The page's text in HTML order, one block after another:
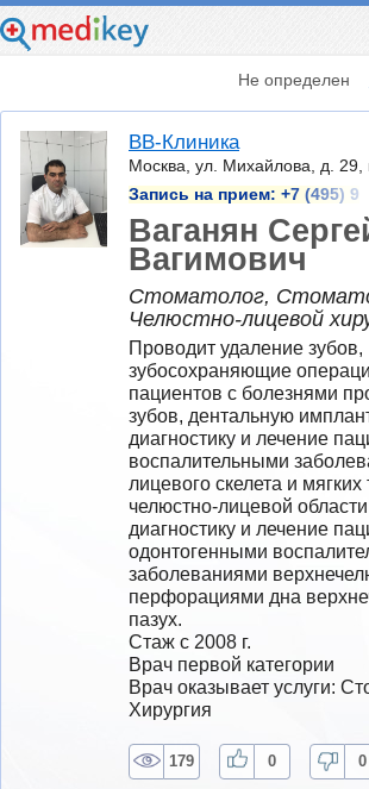
Не определен
ВВ-Клиника
Москва, ул. Михайлова, д. 29,
Запись на прием: +7 (495) 9
Ваганян
Вагимович
Стоматолог,
Челюстно-лицевой
Проводит удаление зубов,
зубосохраняющие
пациентов с болезнями
зубов, дентальную
диагностику и лечение
воспалительными
лицевого скелета и мягких
челюстно-лицевой
диагностику и лечение
одонтогенными
заболеваниями
перфорациями дна
пазух.
Стаж с 2008 г.
Врач первой категории
Врач оказывает услуги:
Хирургия
179 0 0